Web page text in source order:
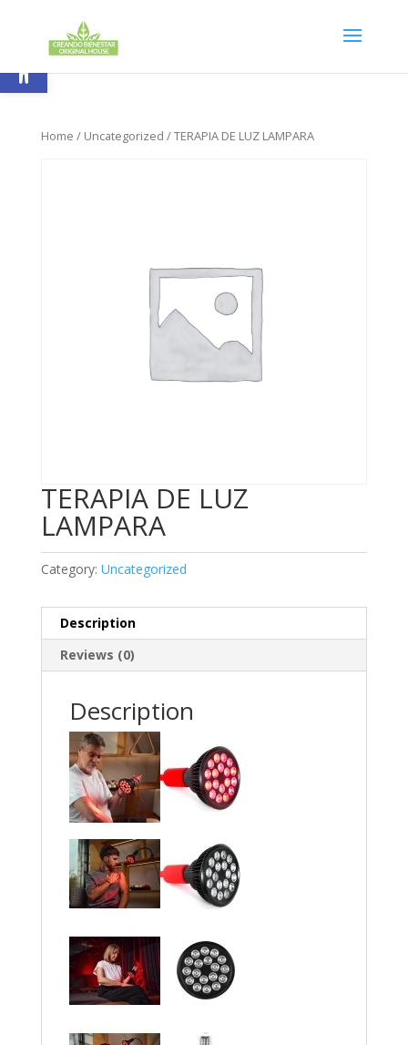
Abrir barra de herramientas
Home / Uncategorized / TERAPIA DE LUZ LAMPARA
TERAPIA DE LUZ
LAMPARA
Category: Uncategorized
Description
Reviews (0)
Description